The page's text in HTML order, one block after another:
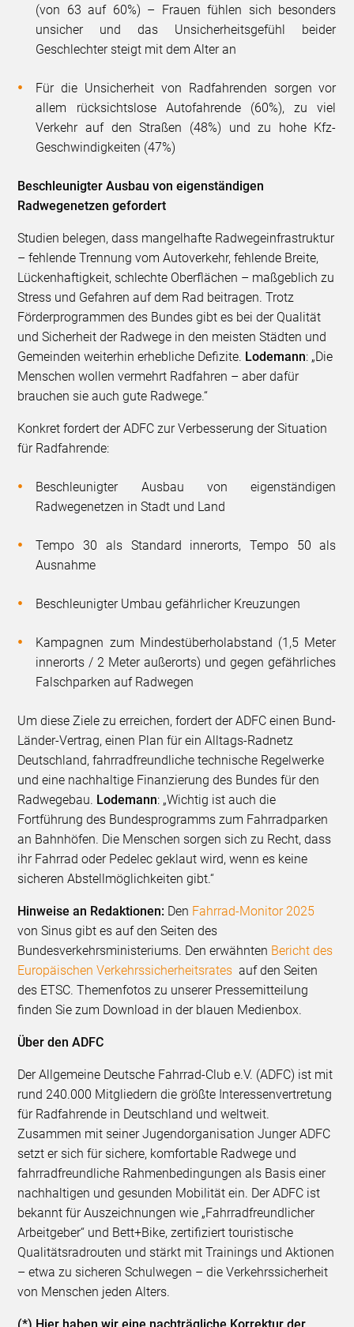
(von 63 auf 60%) – Frauen fühlen sich besonders
unsicher und das Unsicherheitsgefühl beider
Geschlechter steigt mit dem Alter an
Für die Unsicherheit von Radfahrenden sorgen vor
allem rücksichtslose Autofahrende (60%), zu viel
Verkehr auf den Straßen (48%) und zu hohe Kfz-
Geschwindigkeiten (47%)
Beschleunigter Ausbau von eigenständigen
Radwegenetzen gefordert
Studien belegen, dass mangelhafte Radwegeinfrastruktur
– fehlende Trennung vom Autoverkehr, fehlende Breite,
Lückenhaftigkeit, schlechte Oberflächen – maßgeblich zu
Stress und Gefahren auf dem Rad beitragen. Trotz
Förderprogrammen des Bundes gibt es bei der Qualität
und Sicherheit der Radwege in den meisten Städten und
Gemeinden weiterhin erhebliche Defizite. Lodemann: „Die
Menschen wollen vermehrt Radfahren – aber dafür
brauchen sie auch gute Radwege.“
Konkret fordert der ADFC zur Verbesserung der Situation
für Radfahrende:
Beschleunigter Ausbau von eigenständigen
Radwegenetzen in Stadt und Land
Tempo 30 als Standard innerorts, Tempo 50 als
Ausnahme
Beschleunigter Umbau gefährlicher Kreuzungen
Kampagnen zum Mindestüberholabstand (1,5 Meter
innerorts / 2 Meter außerorts) und gegen gefährliches
Falschparken auf Radwegen
Um diese Ziele zu erreichen, fordert der ADFC einen Bund-
Länder-Vertrag, einen Plan für ein Alltags-Radnetz
Deutschland, fahrradfreundliche technische Regelwerke
und eine nachhaltige Finanzierung des Bundes für den
Radwegebau. Lodemann: „Wichtig ist auch die
Fortführung des Bundesprogramms zum Fahrradparken
an Bahnhöfen. Die Menschen sorgen sich zu Recht, dass
ihr Fahrrad oder Pedelec geklaut wird, wenn es keine
sicheren Abstellmöglichkeiten gibt.“
Hinweise an Redaktionen: Den Fahrrad-Monitor 2025
von Sinus gibt es auf den Seiten des
Bundesverkehrsministeriums. Den erwähnten Bericht des
Europäischen Verkehrssicherheitsrates auf den Seiten
des ETSC. Themenfotos zu unserer Pressemitteilung
finden Sie zum Download in der blauen Medienbox.
Über den ADFC
Der Allgemeine Deutsche Fahrrad-Club e.V. (ADFC) ist mit
rund 240.000 Mitgliedern die größte Interessenvertretung
für Radfahrende in Deutschland und weltweit.
Zusammen mit seiner Jugendorganisation Junger ADFC
setzt er sich für sichere, komfortable Radwege und
fahrradfreundliche Rahmenbedingungen als Basis einer
nachhaltigen und gesunden Mobilität ein. Der ADFC ist
bekannt für Auszeichnungen wie „Fahrradfreundlicher
Arbeitgeber“ und Bett+Bike, zertifiziert touristische
Qualitätsradrouten und stärkt mit Trainings und Aktionen
– etwa zu sicheren Schulwegen – die Verkehrssicherheit
von Menschen jeden Alters.